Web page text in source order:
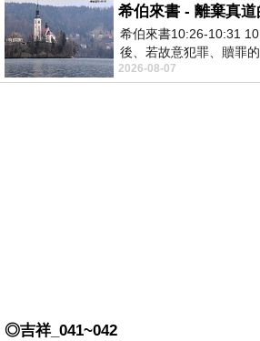
希伯來書 - 離棄真道
希伯來書10:26-10:31
後、若故意犯罪、贖罪
有戰懼等候審判和那燒滅
2026-08-07
◎吉祥_041~042